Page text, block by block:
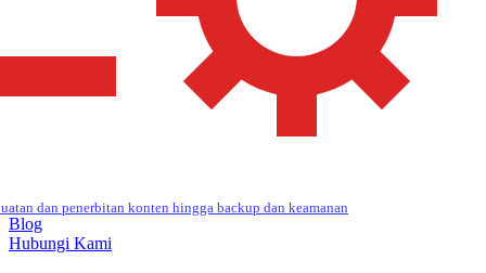
dan penerbitan konten hingga backup dan keamanan
Blog
Hubungi Kami